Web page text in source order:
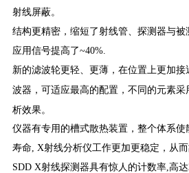
射线屏蔽。
结构更精密，缩短了射线管、探测器与
应用信号提高了~40%.
新的滤波轮更轻、更薄，在位置上更加
波器，可适应最高的配置，不同的元素采
析效果。
仪器有专用的槽式散热装置，整个体系
寿命, X射线分析仪工作更加更稳定，从而
SDD X射线探测器具有惊人的计数率,高